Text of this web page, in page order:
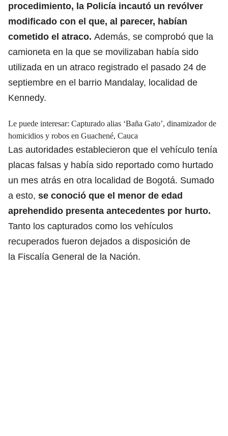
procedimiento, la Policía incautó un revólver
modificado con el que, al parecer, habían
cometido el atraco. Además, se comprobó que la
camioneta en la que se movilizaban había sido
utilizada en un atraco registrado el pasado 24 de
septiembre en el barrio Mandalay, localidad de
Kennedy.
Le puede interesar: Capturado alias ‘Baña Gato’, dinamizador de
homicidios y robos en Guachené, Cauca
Las autoridades establecieron que el vehículo tenía
placas falsas y había sido reportado como hurtado
un mes atrás en otra localidad de Bogotá. Sumado
a esto, se conoció que el menor de edad
aprehendido presenta antecedentes por hurto.
Tanto los capturados como los vehículos
recuperados fueron dejados a disposición de
la Fiscalía General de la Nación.